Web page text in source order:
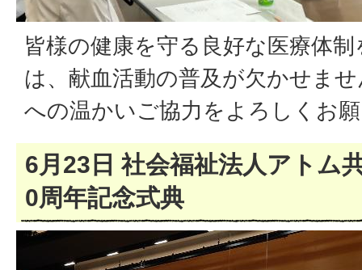
皆様の健康を守る良好な医療体
は、献血活動の普及が欠かせま
への温かいご協力をよろしくお
6月23日 社会福祉法人アトム
0周年記念式典